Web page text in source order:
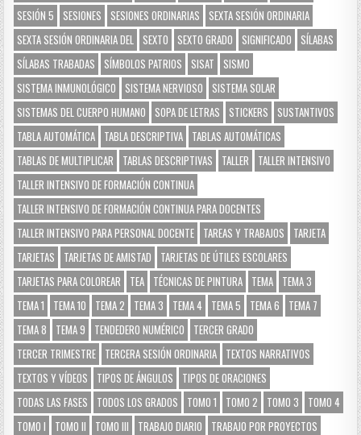
SESIÓN 5
SESIONES SESIONES ORDINARIAS
SEXTA SESIÓN ORDINARIA
SEXTA SESIÓN ORDINARIA DEL SEXTO SEXTO GRADO SIGNIFICADO
SÍLABAS
SÍLABAS TRABADAS
SÍMBOLOS PATRIOS SISAT
SISMO
SISTEMA INMUNOLÓGICO
SISTEMA NERVIOSO
SISTEMA SOLAR
SISTEMAS DEL CUERPO HUMANO
SOPA DE LETRAS STICKERS
SUSTANTIVOS
TABLA AUTOMÁTICA TABLA DESCRIPTIVA TABLAS AUTOMÁTICAS
TABLAS DE MULTIPLICAR
TABLAS DESCRIPTIVAS TALLER
TALLER INTENSIVO
TALLER INTENSIVO DE FORMACIÓN CONTINUA
TALLER INTENSIVO DE FORMACIÓN CONTINUA PARA DOCENTES
TALLER INTENSIVO PARA PERSONAL DOCENTE TAREAS Y TRABAJOS
TARJETA
TARJETAS
TARJETAS DE AMISTAD
TARJETAS DE ÚTILES ESCOLARES
TARJETAS PARA COLOREAR
TEA TÉCNICAS DE PINTURA TEMA TEMA 3
TEMA 1
TEMA 10 TEMA 2 TEMA 3 TEMA 4 TEMA 5 TEMA 6
TEMA 7
TEMA 8
TEMA 9 TENDEDERO NUMÉRICO
TERCER GRADO
TERCER TRIMESTRE TERCERA SESIÓN ORDINARIA TEXTOS NARRATIVOS
TEXTOS Y VÍDEOS
TIPOS DE ÁNGULOS
TIPOS DE ORACIONES
TODAS LAS FASES
TODOS LOS GRADOS TOMO 1 TOMO 2 TOMO 3
TOMO 4
TOMO I
TOMO II TOMO III TRABAJO DIARIO
TRABAJO POR PROYECTOS